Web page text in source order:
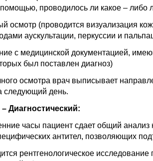
проводилось ли какое – либо
осмотр (проводится визуализация
аускультации, перкуссии и
с медицинской документацией,
был поставлен диагноз)
осмотра врач выписывает
следующий день.
Диагностический:
часы пациент сдает общий
антител, позволяющих
рентгенологическое